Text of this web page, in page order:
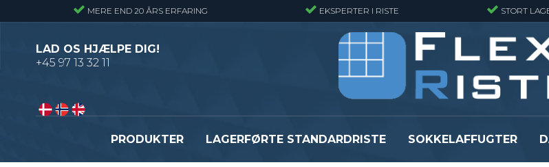
MERE END 20 ÅRS ERFARING EKSPERTER I RISTE STORT
LAD OS HJÆLPE DIG!
+45 97 13 32 11
PRODUKTER LAGERFØRTE STANDARDRISTE SOKKELAFFUGTER